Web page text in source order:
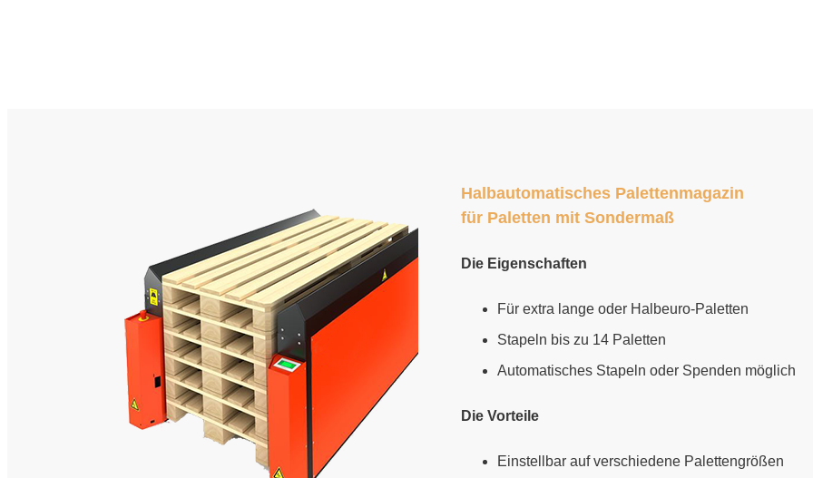
Halbautomatisches Palettenmagazin
für Paletten mit Sondermaß
Die Eigenschaften
Für extra lange oder Halbeuro-Paletten
Stapeln bis zu 14 Paletten
Automatisches Stapeln oder Spenden möglich
Die Vorteile
Einstellbar auf verschiedene Palettengrößen